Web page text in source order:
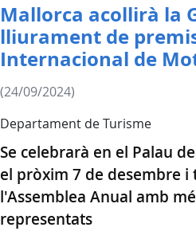
Mallorca acollirà la
lliurament de
Internacional de
(24/09/2024)
Departament de Turisme
Se celebrarà en el Palau
el pròxim 7 de desembre
l'Assemblea Anual amb
representats